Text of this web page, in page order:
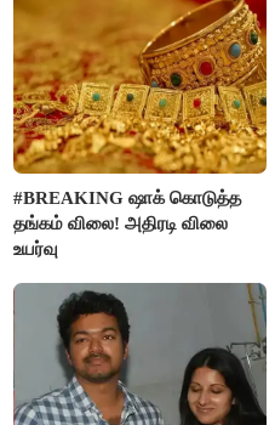
#BREAKING ஷாக் கொடுத்த
தங்கம் விலை! அதிரடி விலை
உயர்வு